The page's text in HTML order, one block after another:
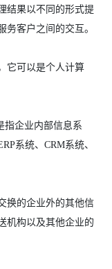
结果以不同的形式提
务客户之间的交互。
它可以是个人计算
指企业内部信息系
系统、CRM系统、
换的企业外的其他信
机构以及其他企业的